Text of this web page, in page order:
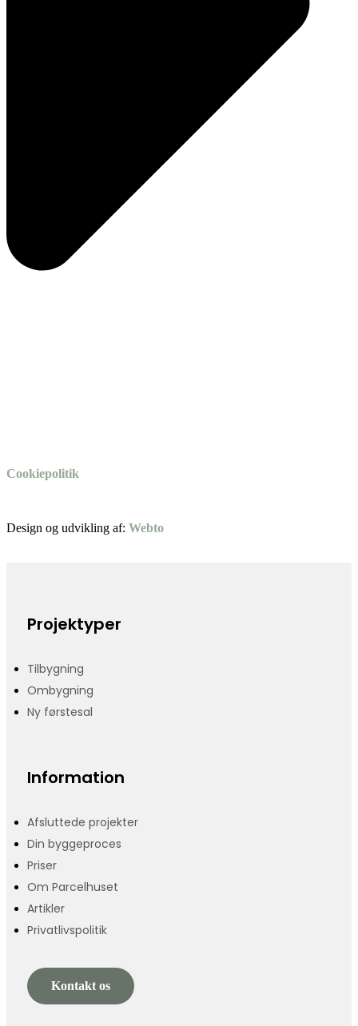
Cookiepolitik
Design og udvikling af: Webto
Projektyper
Tilbygning
Ombygning
Ny førstesal
Information
Afsluttede projekter
Din byggeproces
Priser
Om Parcelhuset
Artikler
Privatlivspolitik
Kontakt os